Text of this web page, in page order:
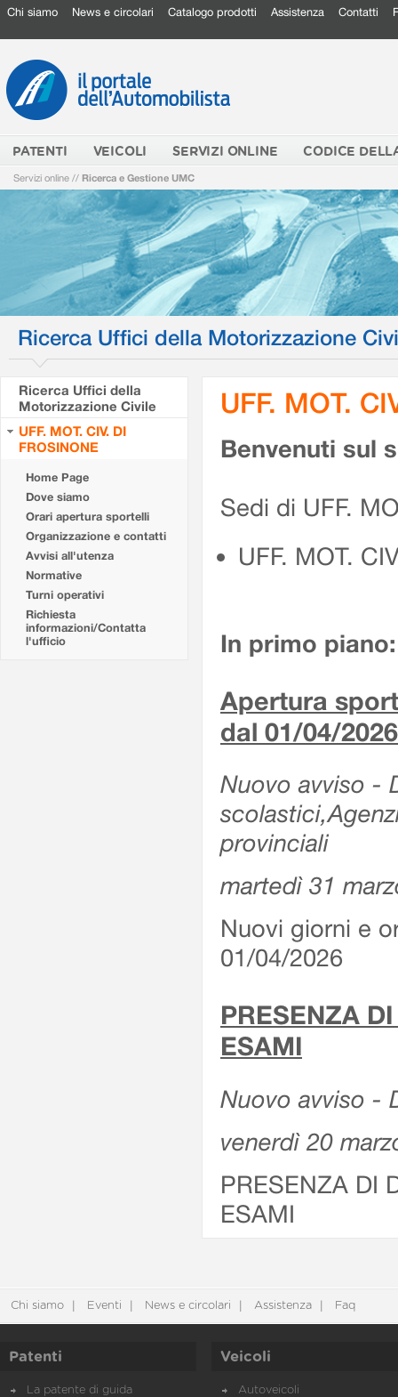
Chi siamo News e circolari Catalogo prodotti Assistenza Contatti
PATENTI VEICOLI SERVIZI ONLINE CODICE
Servizi online // Ricerca e Gestione UMC
Ricerca Uffici della Motorizzazione
Ricerca Uffici della
Motorizzazione Civile
UFF. MOT. CIV. DI
FROSINONE
Home Page
Dove siamo
Orari apertura sportelli
Organizzazione e contatti
Avvisi all'utenza
Normative
Turni operativi
Richiesta
informazioni/Contatta
l'ufficio
UFF. MOT.
Benvenuti sul
Sedi di UFF.
UFF. MOT.
In primo piano:
Apertura
dal 01/04/2026
Nuovo avviso -
provinciali
martedì 31
Nuovi giorni e
01/04/2026
PRESENZA
ESAMI
Nuovo avviso -
venerdì 20
PRESENZA DI
ESAMI
Chi siamo Eventi News e circolari Assistenza Faq
Patenti
La patente di guida
Veicoli
Autoveicoli